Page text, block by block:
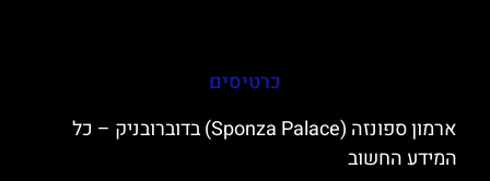
כרטיסים
ארמון ספונזה (Sponza Palace) בדוברובניק – כל
המידע החשוב